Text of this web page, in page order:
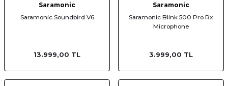
Saramonic
Saramonic Soundbird V6
13.999,00 TL
Saramonic
Saramonic Blink 500 Pro Rx
Microphone
3.999,00 TL